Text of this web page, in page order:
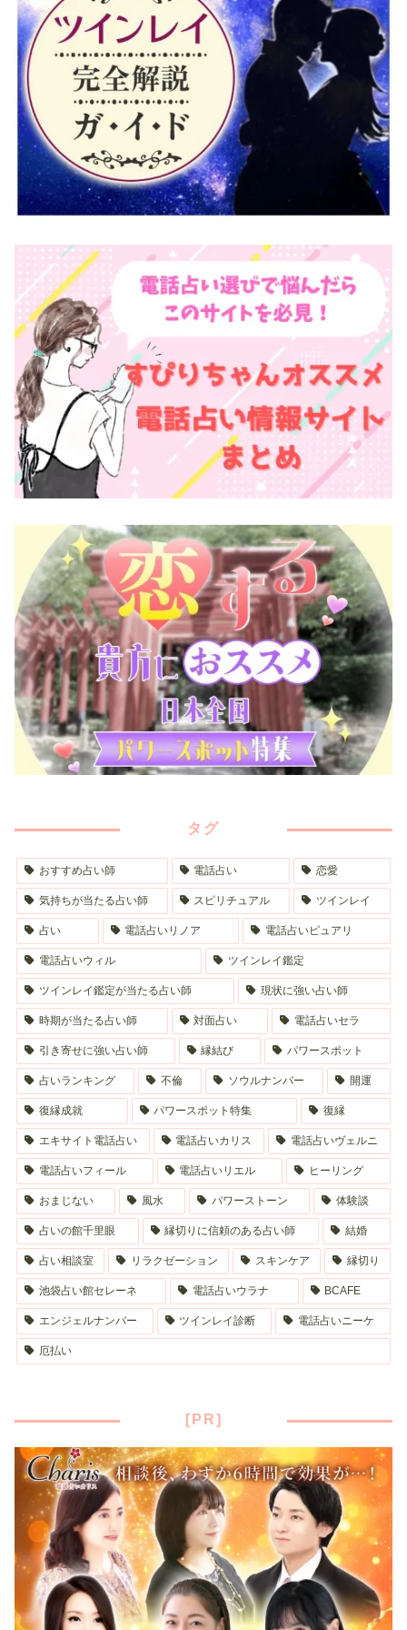
タグ
おすすめ占い師 電話占い 恋愛
気持ちが当たる占い師 スピリチュアル ツインレイ
占い 電話占いリノア 電話占いピュアリ
電話占いウィル ツインレイ鑑定
ツインレイ鑑定が当たる占い師 現状に強い占い師
時期が当たる占い師 対面占い 電話占いセラ
引き寄せに強い占い師 縁結び パワースポット
占いランキング 不倫 ソウルナンバー 開運
復縁成就 パワースポット特集 復縁
エキサイト電話占い 電話占いカリス 電話占いヴェルニ
電話占いフィール 電話占いリエル ヒーリング
おまじない 風水 パワーストーン 体験談
占いの館千里眼 縁切りに信頼のある占い師 結婚
占い相談室 リラクゼーション スキンケア 縁切り
池袋占い館セレーネ 電話占いウラナ BCAFE
エンジェルナンバー ツインレイ診断 電話占いニーケ
厄払い
[PR]